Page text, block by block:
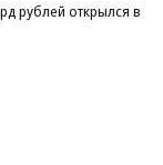
рублей открылся в